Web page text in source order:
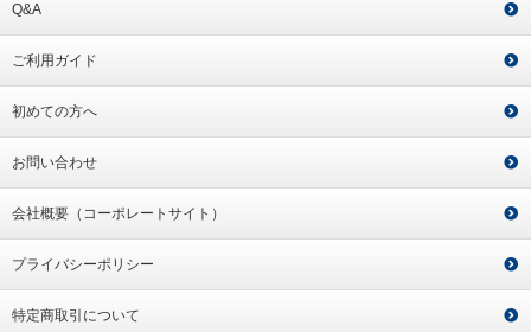
Q&A
ご利用ガイド
初めての方へ
お問い合わせ
会社概要（コーポレートサイト）
プライバシーポリシー
特定商取引について